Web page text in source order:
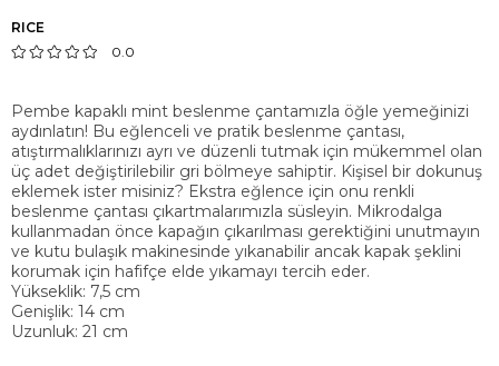
RICE
0.0
Pembe kapaklı mint beslenme çantamızla öğle yemeğinizi
aydınlatın! Bu eğlenceli ve pratik beslenme çantası,
atıştırmalıklarınızı ayrı ve düzenli tutmak için mükemmel olan
üç adet değiştirilebilir gri bölmeye sahiptir. Kişisel bir dokunuş
eklemek ister misiniz? Ekstra eğlence için onu renkli
beslenme çantası çıkartmalarımızla süsleyin. Mikrodalga
kullanmadan önce kapağın çıkarılması gerektiğini unutmayın
ve kutu bulaşık makinesinde yıkanabilir ancak kapak şeklini
korumak için hafifçe elde yıkamayı tercih eder.
Yükseklik: 7,5 cm
Genişlik: 14 cm
Uzunluk: 21 cm